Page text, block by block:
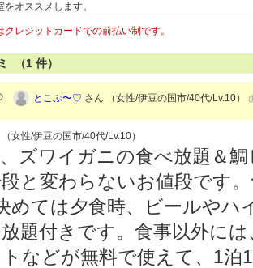
オススメします。
レジットカードでの前払い制です。
（1 件）
とこぷ〜♡ さん （女性/伊豆の国市/40代/Lv.10） (
女性/伊豆の国市/40代/Lv.10）
ズワイガニの食べ放題＆
と変わらないお値段です
めては夕食時、ビールやハ
題付きです。食事以外に
などが無料で使えて、1泊